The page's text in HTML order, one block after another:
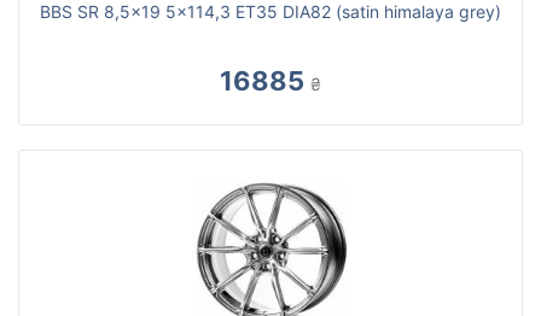
BBS SR 8,5x19 5x114,3 ET35 DIA82 (satin himalaya grey)
16885 ₴